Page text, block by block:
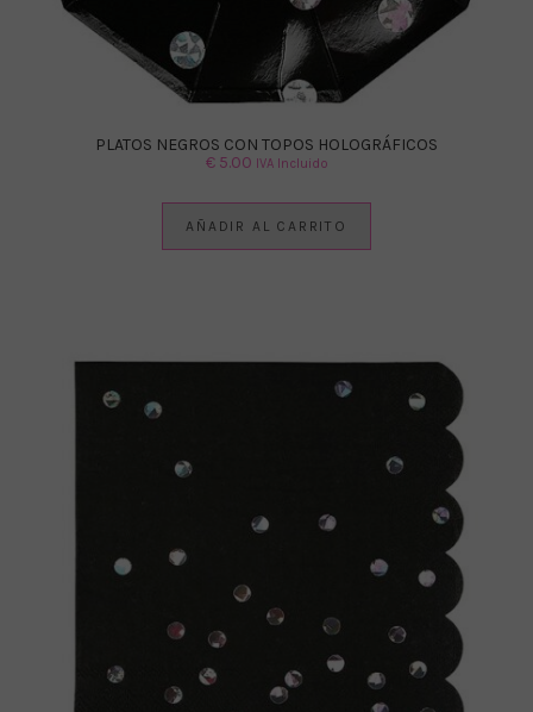
PLATOS NEGROS CON TOPOS HOLOGRÁFICOS
€5.00 IVA Incluido
AÑADIR AL CARRITO